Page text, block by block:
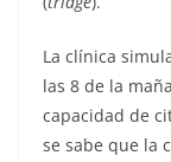
La clínica
las 8 de la
capacidad de
se sabe que la